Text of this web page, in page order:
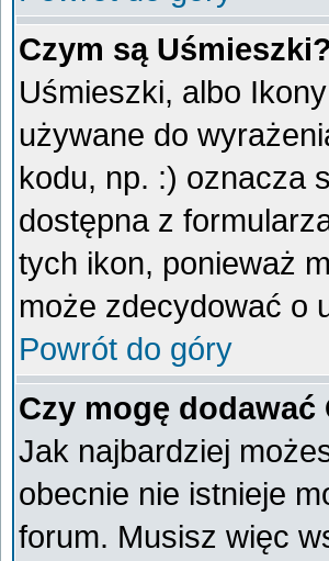
Czym są Uśmieszki?
Uśmieszki, albo
używane do
kodu, np. :) oznacza
dostępna z
tych ikon, ponieważ
może zdecydować o
Powrót do góry
Czy mogę dodawać
Jak najbardziej
obecnie nie istnieje
forum. Musisz więc